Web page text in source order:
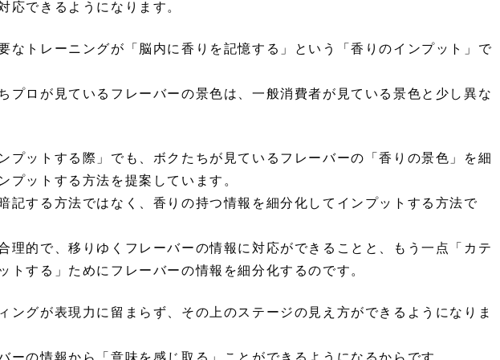
応できるようになります。
なトレーニングが「脳内に香りを記憶する」という「香りのインプット」で
プロが見ているフレーバーの景色は、一般消費者が見ている景色と少し異な
プットする際」でも、ボクたちが見ているフレーバーの「香りの景色」を細
プットする方法を提案しています。
記する方法ではなく、香りの持つ情報を細分化してインプットする方法で
理的で、移りゆくフレーバーの情報に対応ができることと、もう一点「カテ
トする」ためにフレーバーの情報を細分化するのです。
ングが表現力に留まらず、その上のステージの見え方ができるようになりま
ーの情報から「意味を感じ取る」ことができるようになるからです。